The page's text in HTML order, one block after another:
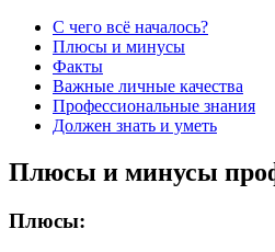
С чего всё началось?
Плюсы и минусы
Факты
Важные личные качества
Профессиональные знания
Должен знать и уметь
Плюсы и минусы
Плюсы: